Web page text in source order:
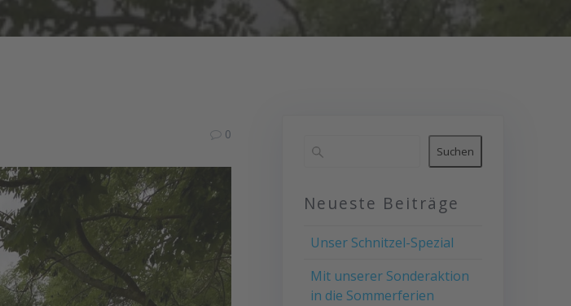
0
Suchen
Neueste Beiträge
Unser Schnitzel-Spezial
Mit unserer Sonderaktion
in die Sommerferien